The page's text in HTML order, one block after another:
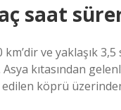
saat
ve yaklaşık
kıtasından
köprü